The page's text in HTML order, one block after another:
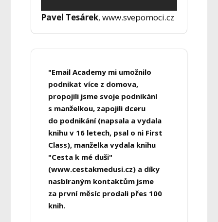
Pavel Tesárek, www.svepomoci.cz
"Email Academy mi umožnilo
podnikat více z domova,
propojili jsme svoje podnikání
s manželkou, zapojili dceru
do podnikání (napsala a vydala
knihu v 16 letech, psal o ni First
Class), manželka vydala knihu
"Cesta k mé duši"
(www.cestakmedusi.cz) a díky
nasbíraným kontaktům jsme
za první měsíc prodali přes 100
knih.